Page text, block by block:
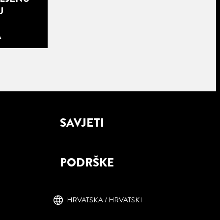
SAVJETI
PODRŠKE
HRVATSKA / HRVATSKI